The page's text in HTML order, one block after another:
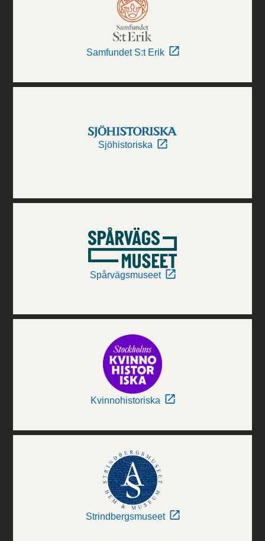
Samfundet S:t Erik
Sjöhistoriska
Spårvägsmuseet
Kvinnohistoriska
Strindbergsmuseet